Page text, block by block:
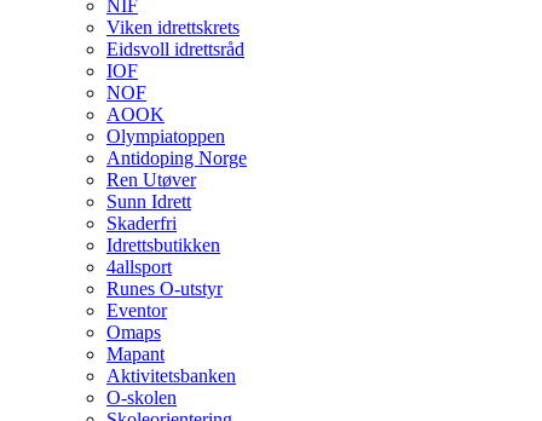
NIF
Viken idrettskrets
Eidsvoll idrettsråd
IOF
NOF
AOOK
Olympiatoppen
Antidoping Norge
Ren Utøver
Sunn Idrett
Skaderfri
Idrettsbutikken
4allsport
Runes O-utstyr
Eventor
Omaps
Mapant
Aktivitetsbanken
O-skolen